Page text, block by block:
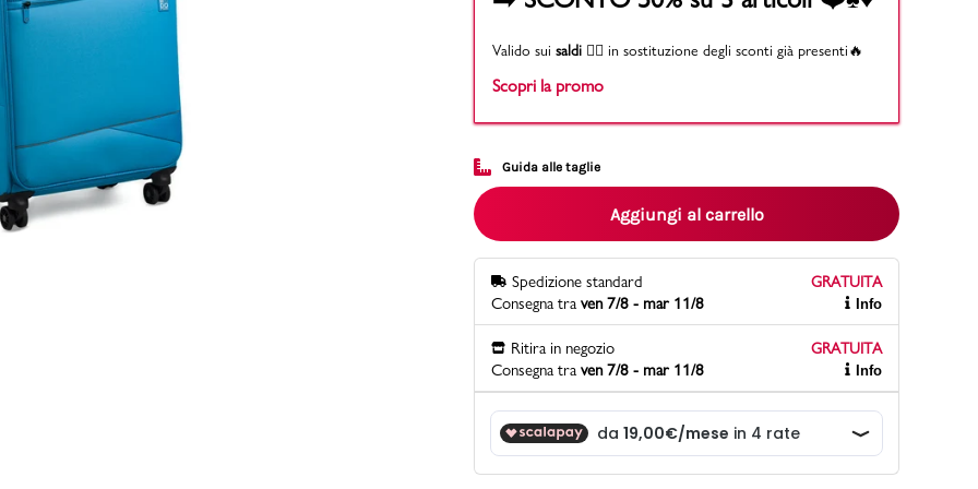
la guida
Back to School 2026: la guida definitiva per il
rientro a scuola
PittaRosso
Valido sui saldi 👉🏻 in sostituzione degli sconti già presenti🔥
Scopri la promo
Guida alle taglie
Aggiungi al carrello
Spedizione standard
GRATUITA
Consegna tra ven 7/8 - mar 11/8 Info
Ritira in negozio
GRATUITA
Consegna tra ven 7/8 - mar 11/8 Info